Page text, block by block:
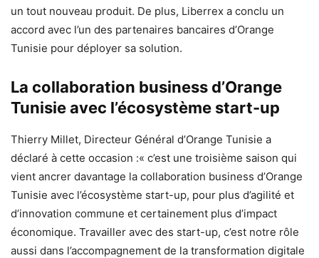
un tout nouveau produit. De plus, Liberrex a conclu un
accord avec l’un des partenaires bancaires d’Orange
Tunisie pour déployer sa solution.
La collaboration business d’Orange
Tunisie avec l’écosystème start-up
Thierry Millet, Directeur Général d’Orange Tunisie a
déclaré à cette occasion :« c’est une troisième saison qui
vient ancrer davantage la collaboration business d’Orange
Tunisie avec l’écosystème start-up, pour plus d’agilité et
d’innovation commune et certainement plus d’impact
économique. Travailler avec des start-up, c’est notre rôle
aussi dans l’accompagnement de la transformation digitale